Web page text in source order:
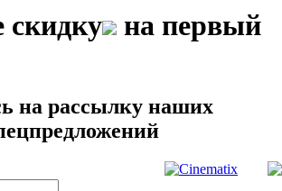
скидку
на первый
на рассылку наших